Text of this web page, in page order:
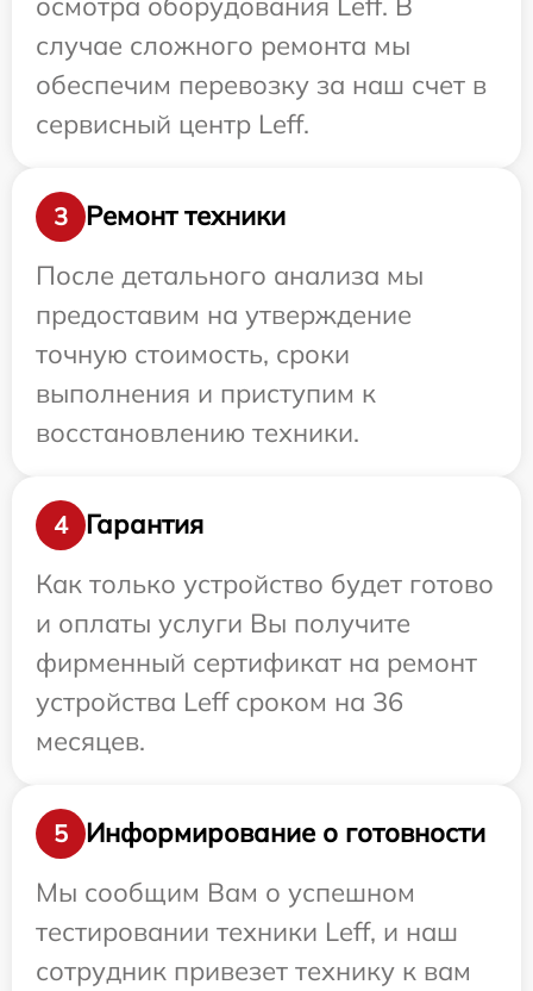
случае сложного ремонта мы
обеспечим перевозку за наш счет в
сервисный центр Leff.
3
Ремонт техники
После детального анализа мы
предоставим на утверждение
точную стоимость, сроки
выполнения и приступим к
восстановлению техники.
4
Гарантия
Как только устройство будет готово
и оплаты услуги Вы получите
фирменный сертификат на ремонт
устройства Leff сроком на 36
месяцев.
5
Информирование о готовности
Мы сообщим Вам о успешном
тестировании техники Leff, и наш
сотрудник привезет технику к вам